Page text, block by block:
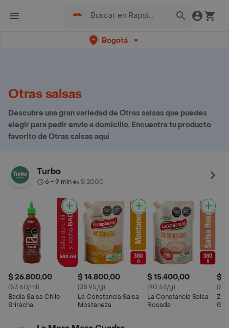
Bogotá
Otras salsas
Descubre una gran variedad de Otras salsas que puedes
elegir para pedir envio a domicilio. Encuentra tu producto
favorito de Otras salsas aquí
Turbo
6 - 9 min• $ 2000
$ 26.800,00
(53.60/ml)
Badia Salsa Chile
Sriracha
$ 14.800,00
(38.95/g)
La Constancia Salsa
Mostaneza
$ 15.400,00
(40.53/g)
La Constancia Salsa
Rosada
$